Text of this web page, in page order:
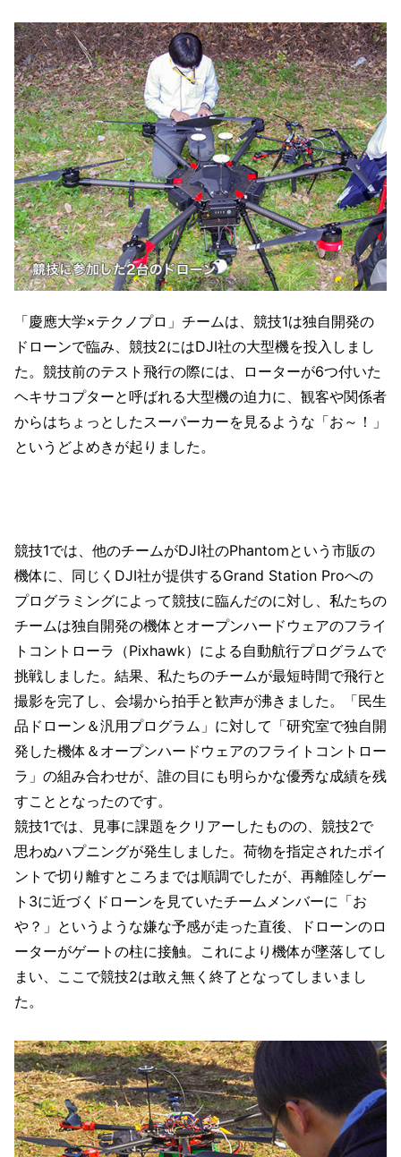
「慶應大学×テクノプロ」チームは、競技1は独自開発の
ドローンで臨み、競技2にはDJI社の大型機を投入しまし
た。競技前のテスト飛行の際には、ローターが6つ付いた
ヘキサコプターと呼ばれる大型機の迫力に、観客や関係者
からはちょっとしたスーパーカーを見るような「お～！」
というどよめきが起りました。
競技1では、他のチームがDJI社のPhantomという市販の
機体に、同じくDJI社が提供するGrand Station Proへの
プログラミングによって競技に臨んだのに対し、私たちの
チームは独自開発の機体とオープンハードウェアのフライ
トコントローラ（Pixhawk）による自動航行プログラムで
挑戦しました。結果、私たちのチームが最短時間で飛行と
撮影を完了し、会場から拍手と歓声が沸きました。「民生
品ドローン＆汎用プログラム」に対して「研究室で独自開
発した機体＆オープンハードウェアのフライトコントロー
ラ」の組み合わせが、誰の目にも明らかな優秀な成績を残
すこととなったのです。
競技1では、見事に課題をクリアーしたものの、競技2で
思わぬハプニングが発生しました。荷物を指定されたポイ
ントで切り離すところまでは順調でしたが、再離陸しゲー
ト3に近づくドローンを見ていたチームメンバーに「お
や？」というような嫌な予感が走った直後、ドローンのロ
ーターがゲートの柱に接触。これにより機体が墜落してし
まい、ここで競技2は敢え無く終了となってしまいまし
た。